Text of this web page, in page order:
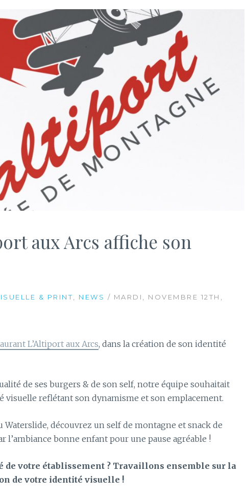
aux Arcs affiche son
& PRINT NEWS / MARDI, NOVEMBRE 12TH,
L’Altiport aux Arcs, dans la création de son identité
de ses burgers & de son self, notre équipe souhaitait
visuelle reflétant son dynamisme et son emplacement.
Waterslide, découvrez un self de montagne et snack de
l’ambiance bonne enfant pour une pause agréable !
de votre établissement ? Travaillons ensemble sur la
de votre identité visuelle !